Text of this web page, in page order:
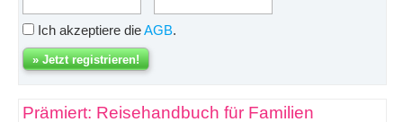
Ich akzeptiere dieAGB.
Prämiert: Reisehandbuch für Familien